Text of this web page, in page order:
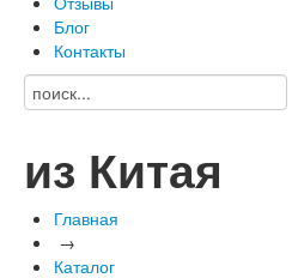
Блог
Контакты
из Китая
Главная
→
Каталог